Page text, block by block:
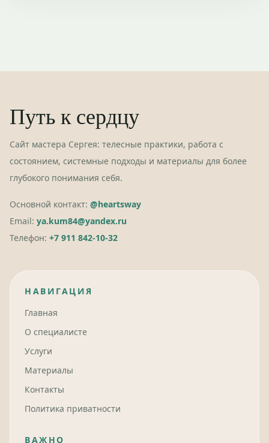
Путь к сердцу
Сайт мастера Сергея: телесные практики, работа с
состоянием, системные подходы и материалы для более
глубокого понимания себя.
Основной контакт: @heartsway
Email: ya.kum84@yandex.ru
Телефон: +7 911 842-10-32
НАВИГАЦИЯ
Главная
О специалисте
Услуги
Материалы
Контакты
Политика приватности
ВАЖНО